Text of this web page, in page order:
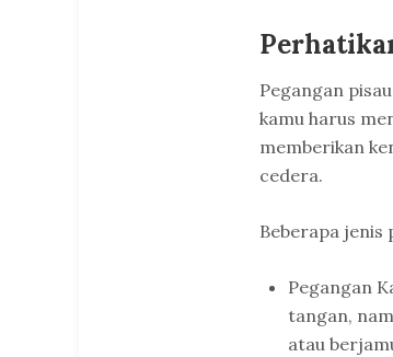
Pegangan
kamu harus
memberikan
cedera.
Beberapa jenis
Pegangan
tangan,
atau